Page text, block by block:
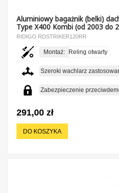
Aluminiowy bagażnik (belki)
Type X400 Kombi (od 2003 do
RIDIGO RDSTRIKER120RR
Montaż: Reling otwarty
Szeroki wachlarz
Zabezpieczenie
291,00 zł
DO KOSZYKA